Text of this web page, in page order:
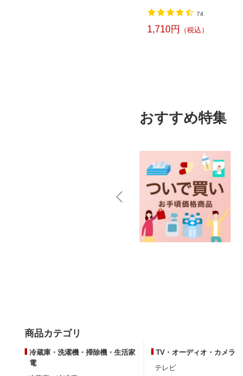
74
1,710円 （税込）
おすすめ特集
商品カテゴリ
冷蔵庫・洗濯機・掃除機・生活家
電
TV・オーディオ・カメラ
テレビ